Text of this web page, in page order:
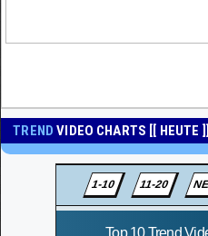
TRENDVIDEO CHARTS [[ HEUTE ]]